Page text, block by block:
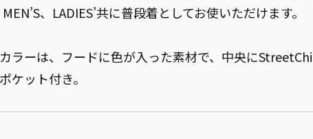
、LADIES’共に普段着としてお使いただけます。
ラーは、フードに色が入った素材で、中央に
ケット付き。